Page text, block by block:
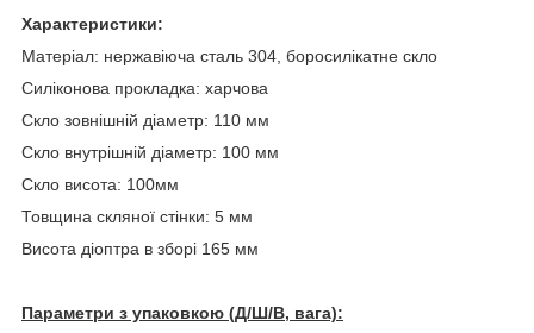
Характеристики:
Матеріал: нержавіюча сталь 304, боросилікатне скло
Силіконова прокладка: харчова
Скло зовнішній діаметр: 110 мм
Скло внутрішній діаметр: 100 мм
Скло висота: 100мм
Товщина скляної стінки: 5 мм
Висота діоптра в зборі 165 мм
Параметри з упаковкою (Д/Ш/В, вага):